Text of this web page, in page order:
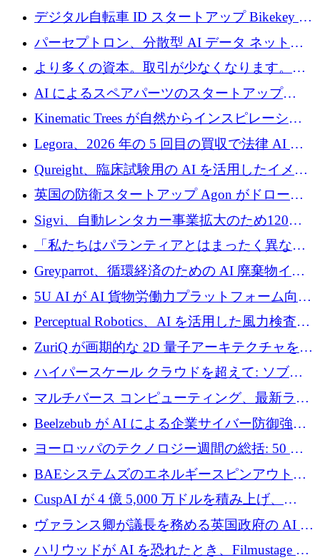
規模拡大を支援するために11億ユーロのファ
ンドVIを閉鎖
デジタル自転車 ID スタートアップ Bikekey が
TÖNNJES への投資を確保
パーセプトロン、分散型 AI データ ネットワ
ークの構築に 650 万ドルを調達
より多くの資本。取引が少なくなります。
2026 年上半期がヨーロッパのテクノロジーに
ついて語ること
AI によるスペアパーツのスタートアップ
Intropy が 1,100 万ドルを調達
Kinematic Trees が自然からインスピレーショ
ンを得たロボット ソフトウェアを拡張するた
めに 58 万 5,000 ポンドを調達
Legora、2026 年の 5 回目の買収で法律 AI ス
タートアップ Wexler を買収
Qureight、臨床試験用の AI を活用したイメー
ジング プラットフォームを拡張するためにシ
リーズ B で 2,000 万ドルを確保
英国の防衛スタートアップ Agon がドローン
攻撃に対抗する仮想戦場を構築、3,000 万ドル
を調達
Sigvi、自動レンタカー事業拡大のため120万
ユーロを調達
「私たちはパランティアとはまったく異なる
会社です」とフランス人の「控えめな」後任
者は言う
Greyparrot、循環経済のための AI 廃棄物イン
テリジェンスを拡張するためにシリーズ B で
2,700 万ドルを確保
5U AI が AI 貨物労働力プラットフォーム向け
に 320 万ドルのプレシードを獲得
Perceptual Robotics、AI を活用した風力検査の
規模拡大に向けて 400 万ポンド以上を確保
ZuriQ が画期的な 2D 量子アーキテクチャを拡
張するために 2,550 万ドルを調達
ハイパースケール クラウドを超えて: ソブリ
ン コンピューティングに対する DFINITY の
ビジョン
マルチバース コンピューティング、最新ラウ
ンドで最大 5 億 7,000 万ドルを目標
Beelzebub が AI による企業サイバー防御強化
のために 300 万ユーロを調達
ヨーロッパのテクノロジー週間の総括: 50 以
上の取引に 10 億ユーロ以上を投資
BAEシステムズのエネルギースピンアウト原
子力タービンが1500万ポンドの資金調達でス
テルスから浮上
CuspAI が 4 億 5,000 万ドルを積み上げ、
Resist.UA が 5,000 万ユーロの基金を立ち上
げ、DSIT が廃止される
ヴァランス卿が議長を務める英国政府の AI タ
スクフォースが発足
ハリウッドが AI を恐れたとき、Filmustage は